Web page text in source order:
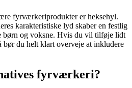
fyrværkeriprodukter er heksehyl.
karakteristiske lyd skaber en festlig
børn og voksne. Hvis du vil tilføje lidt
bør du helt klart overveje at inkludere
fyrværkeri?